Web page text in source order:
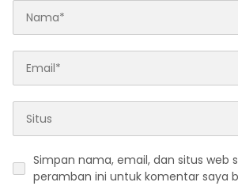
Simpan nama, email, dan situs web
peramban ini untuk komentar saya